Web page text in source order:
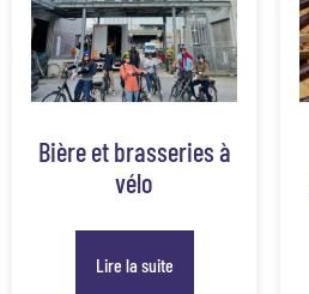
Bière et brasseries à
vélo
Lire la suite